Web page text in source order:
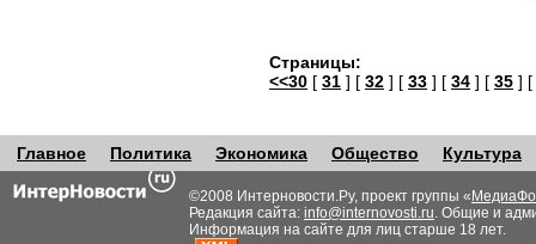
Страницы:
<<30 [ 31 ] [ 32 ] [ 33 ] [ 34 ] [ 35 ] [
Главное Политика Экономика Общество Культура
©2008 Интерновости.Ру, проект группы «
Редакция сайта: info@internovosti.ru. Общие и
Информация на сайте для лиц старше 18 лет.